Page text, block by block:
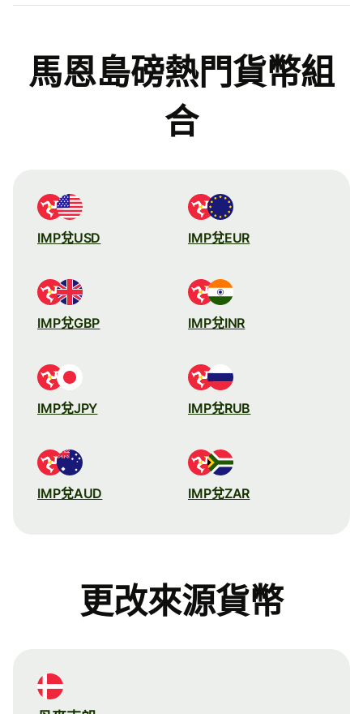
馬恩島磅熱門貨幣組
合
IMP兌USD IMP兌EUR
IMP兌GBP IMP兌INR
IMP兌JPY IMP兌RUB
IMP兌AUD IMP兌ZAR
更改來源貨幣